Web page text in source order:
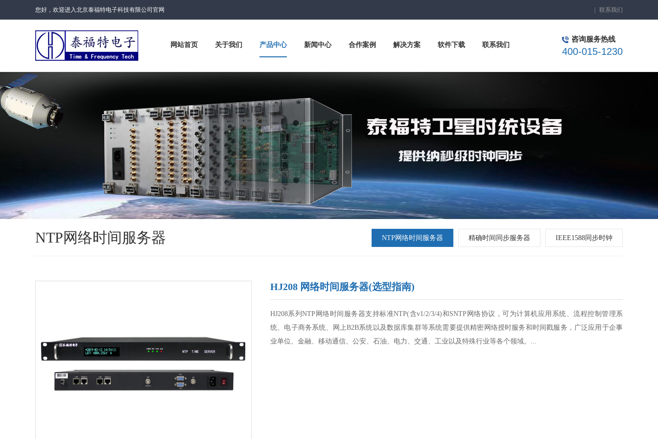
您好，欢迎进入北京泰福特电子科技有限公司官网 联系我们
网站首页 关于我们 产品中心 新闻中心 合作案例 解决方案 软件下载 联系我们
咨询服务热线
400-015-1230
NTP网络时间服务器 NTP网络时间服务器 精确时间同步服务器 IEEE1588同步时钟
HJ208 网络时间服务器(选型指南)
HJ208系列NTP网络时间服务器支持标准NTP(含v1/2/3/4)和SNTP网络协议，可为计算机应用系统、流程控制管理系
统、电子商务系统、网上B2B系统以及数据库集群等系统需要提供精密网络授时服务和时间戳服务，广泛应用于企事
业单位、金融、移动通信、公安、石油、电力、交通、工业以及特殊行业等各个领域。...